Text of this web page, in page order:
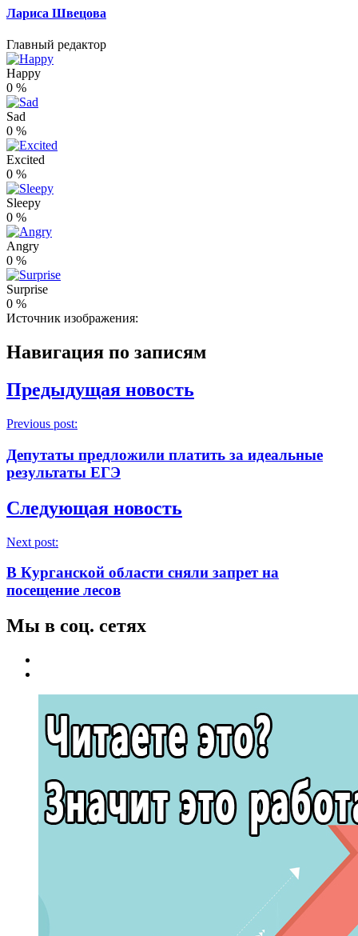
Лариса Швецова
Главный редактор
Happy
0 %
Sad
0 %
Excited
0 %
Sleepy
0 %
Angry
0 %
Surprise
0 %
Источник изображения:
Навигация по записям
Предыдущая новость
Previous post:
Депутаты предложили платить за идеальные
результаты ЕГЭ
Следующая новость
Next post:
В Курганской области сняли запрет на
посещение лесов
Мы в соц. сетях